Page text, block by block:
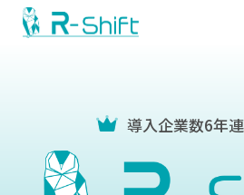
導入企業数6年